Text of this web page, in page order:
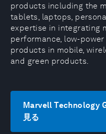
products including the
tablets, laptops,
expertise in integrating
performance, low-
products in mobile,
and green products.
Marvell Technology
見る